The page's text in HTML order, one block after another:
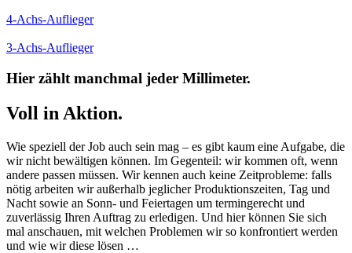
4-Achs-Auflieger
3-Achs-Auflieger
Hier zählt manchmal jeder Millimeter.
Voll in Aktion.
Wie speziell der Job auch sein mag – es gibt kaum eine Aufgabe, die
wir nicht bewältigen können. Im Gegenteil: wir kommen oft, wenn
andere passen müssen. Wir kennen auch keine Zeitprobleme: falls
nötig arbeiten wir außerhalb jeglicher Produktionszeiten, Tag und
Nacht sowie an Sonn- und Feiertagen um termingerecht und
zuverlässig Ihren Auftrag zu erledigen. Und hier können Sie sich
mal anschauen, mit welchen Problemen wir so konfrontiert werden
und wie wir diese lösen …